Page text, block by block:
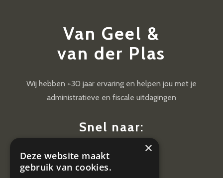
Van Geel &
van der Plas
Wij hebben +30 jaar ervaring en helpen jou met je
administratieve en fiscale uitdagingen
Snel naar:
Diensten
×
Deze website maakt
gebruik van cookies.